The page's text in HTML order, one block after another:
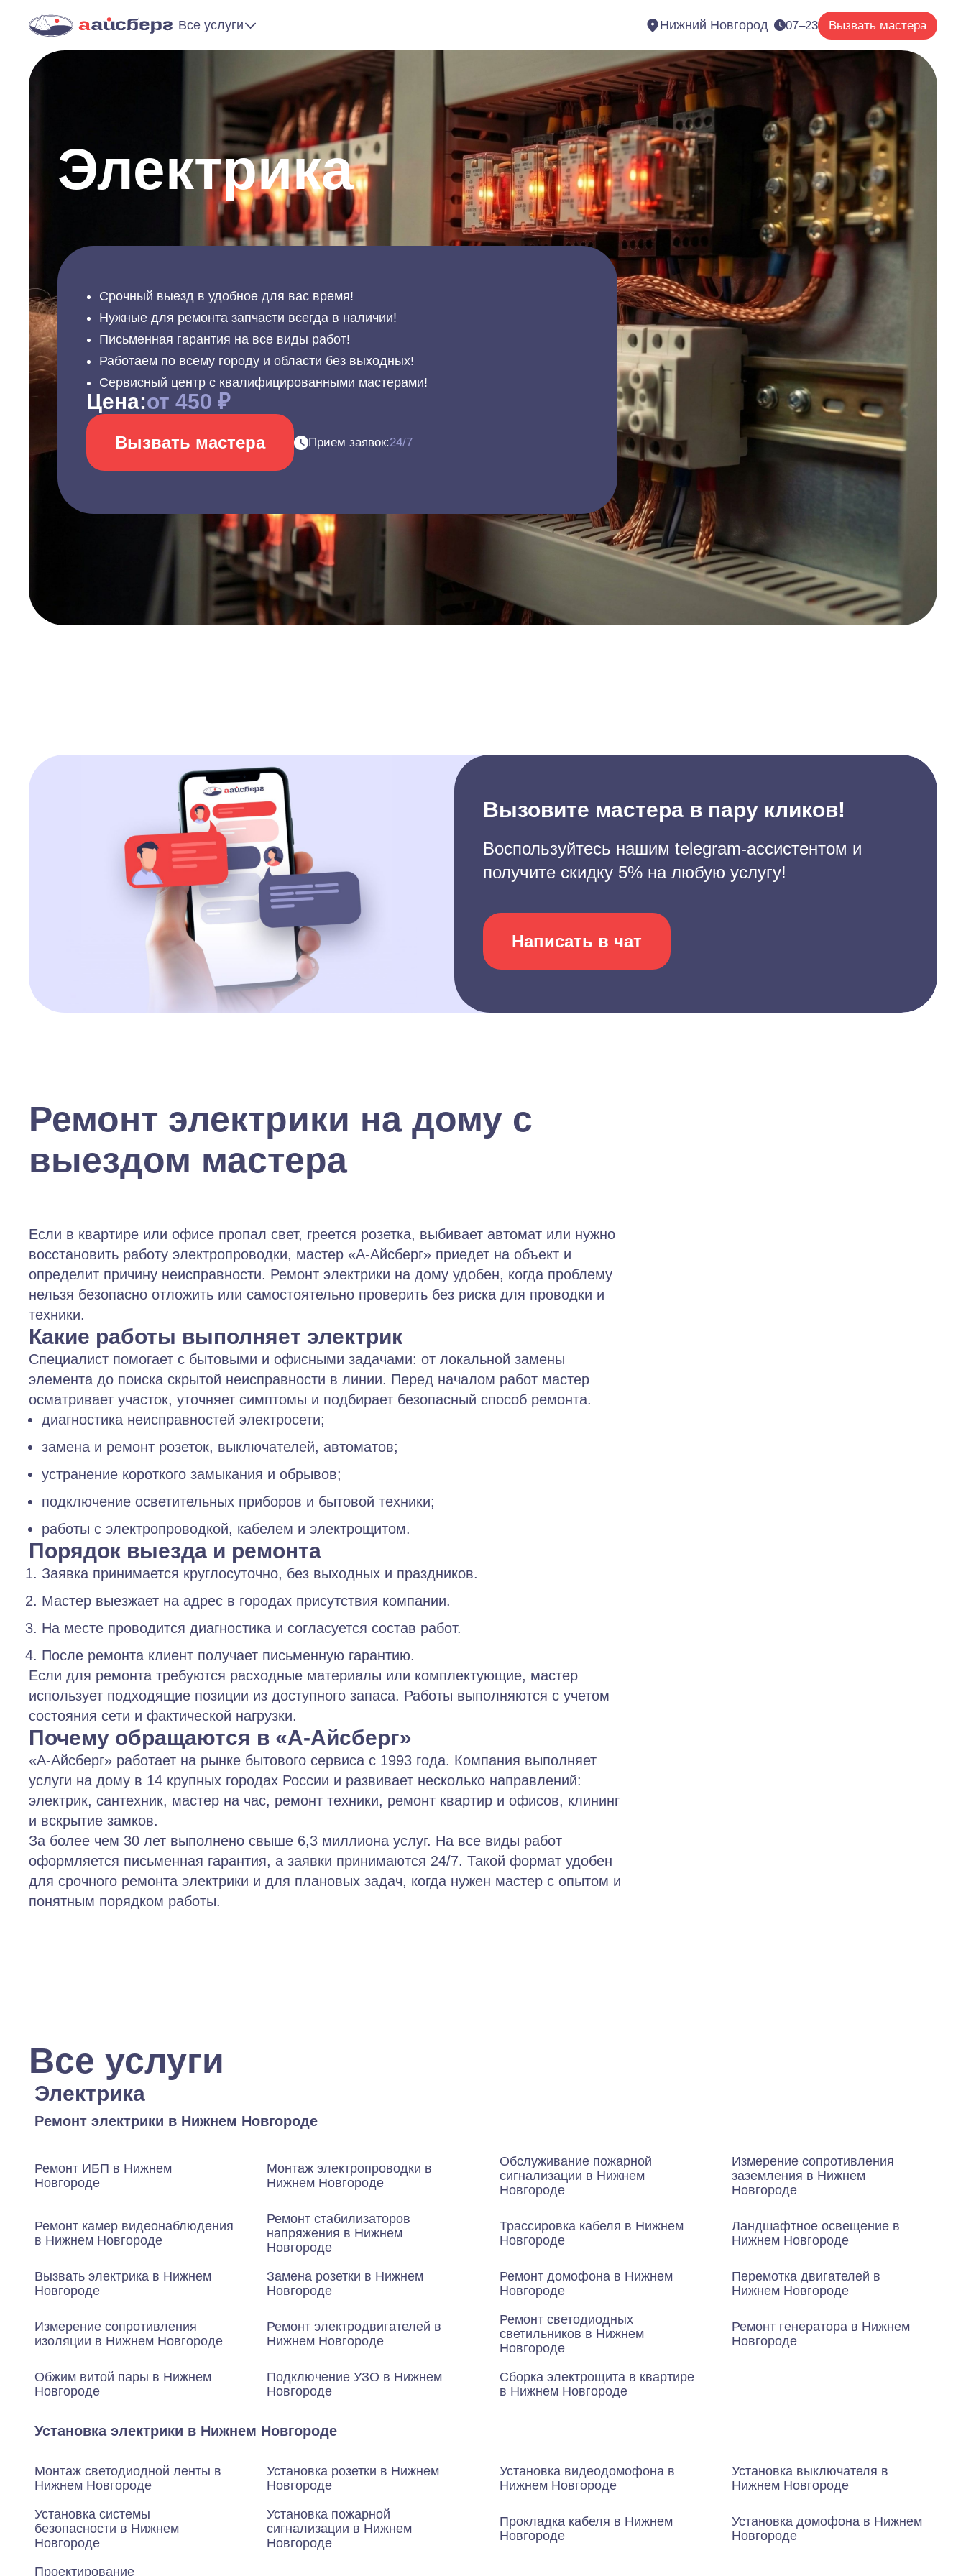
Все услуги Нижний Новгород 07–23 Вызвать мастера
Электрика
Срочный выезд в удобное для вас время!
Нужные для ремонта запчасти всегда в наличии!
Письменная гарантия на все виды работ!
Работаем по всему городу и области без выходных!
Сервисный центр с квалифицированными мастерами!
Цена:от 450 ₽
Вызвать мастера Прием заявок:24/7
Вызовите мастера в пару кликов!
Воспользуйтесь нашим telegram-ассистентом и
получите скидку 5% на любую услугу!
Написать в чат
Ремонт электрики на дому с
выездом мастера
Если в квартире или офисе пропал свет, греется розетка, выбивает автомат или нужно
восстановить работу электропроводки, мастер «А-Айсберг» приедет на объект и
определит причину неисправности. Ремонт электрики на дому удобен, когда проблему
нельзя безопасно отложить или самостоятельно проверить без риска для проводки и
техники.
Какие работы выполняет электрик
Специалист помогает с бытовыми и офисными задачами: от локальной замены
элемента до поиска скрытой неисправности в линии. Перед началом работ мастер
осматривает участок, уточняет симптомы и подбирает безопасный способ ремонта.
диагностика неисправностей электросети;
замена и ремонт розеток, выключателей, автоматов;
устранение короткого замыкания и обрывов;
подключение осветительных приборов и бытовой техники;
работы с электропроводкой, кабелем и электрощитом.
Порядок выезда и ремонта
Заявка принимается круглосуточно, без выходных и праздников.
Мастер выезжает на адрес в городах присутствия компании.
На месте проводится диагностика и согласуется состав работ.
После ремонта клиент получает письменную гарантию.
Если для ремонта требуются расходные материалы или комплектующие, мастер
использует подходящие позиции из доступного запаса. Работы выполняются с учетом
состояния сети и фактической нагрузки.
Почему обращаются в «А-Айсберг»
«А-Айсберг» работает на рынке бытового сервиса с 1993 года. Компания выполняет
услуги на дому в 14 крупных городах России и развивает несколько направлений:
электрик, сантехник, мастер на час, ремонт техники, ремонт квартир и офисов, клининг
и вскрытие замков.
За более чем 30 лет выполнено свыше 6,3 миллиона услуг. На все виды работ
оформляется письменная гарантия, а заявки принимаются 24/7. Такой формат удобен
для срочного ремонта электрики и для плановых задач, когда нужен мастер с опытом и
понятным порядком работы.
Все услуги
Электрика
Ремонт электрики в Нижнем Новгороде
Ремонт ИБП в Нижнем
Новгороде
Монтаж электропроводки в
Нижнем Новгороде
Обслуживание пожарной
сигнализации в Нижнем
Новгороде
Измерение сопротивления
заземления в Нижнем
Новгороде
Ремонт камер видеонаблюдения
в Нижнем Новгороде
Ремонт стабилизаторов
напряжения в Нижнем
Новгороде
Трассировка кабеля в Нижнем
Новгороде
Ландшафтное освещение в
Нижнем Новгороде
Вызвать электрика в Нижнем
Новгороде
Замена розетки в Нижнем
Новгороде
Ремонт домофона в Нижнем
Новгороде
Перемотка двигателей в
Нижнем Новгороде
Измерение сопротивления
изоляции в Нижнем Новгороде
Ремонт электродвигателей в
Нижнем Новгороде
Ремонт светодиодных
светильников в Нижнем
Новгороде
Ремонт генератора в Нижнем
Новгороде
Обжим витой пары в Нижнем
Новгороде
Подключение УЗО в Нижнем
Новгороде
Сборка электрощита в квартире
в Нижнем Новгороде
Установка электрики в Нижнем Новгороде
Монтаж светодиодной ленты в
Нижнем Новгороде
Установка розетки в Нижнем
Новгороде
Установка видеодомофона в
Нижнем Новгороде
Установка выключателя в
Нижнем Новгороде
Установка системы
безопасности в Нижнем
Новгороде
Установка пожарной
сигнализации в Нижнем
Новгороде
Прокладка кабеля в Нижнем
Новгороде
Установка домофона в Нижнем
Новгороде
Проектирование